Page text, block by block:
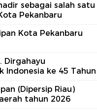
sebagai salah satu
Pekanbaru
Kota Pekanbaru
Dirgahayu
Indonesia ke 45 Tahun
(Dipersip Riau)
tahun 2026